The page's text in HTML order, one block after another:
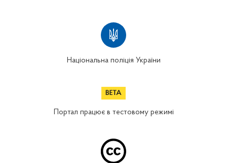
Національна поліція України
Портал працює в тестовому режимі